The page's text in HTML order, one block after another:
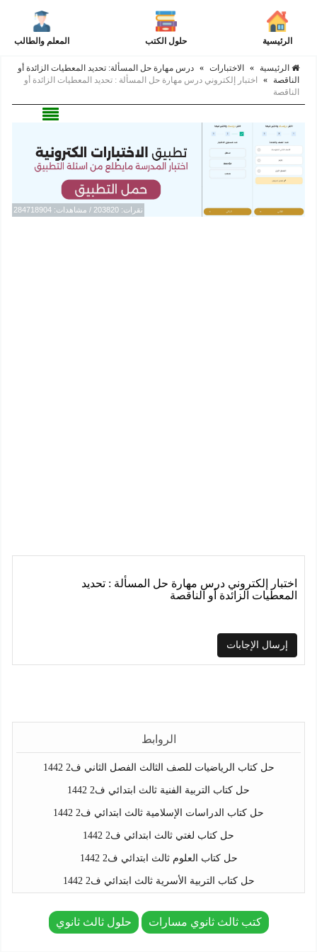
الرئيسية حلول الكتب المعلم والطالب
الرئيسية » الاختبارات » درس مهارة حل المسألة: تحديد المعطيات الزائدة أو
الناقصة
»
اختبار إلكتروني درس مهارة حل المسألة : تحديد المعطيات الزائدة أو
الناقصة
نقرات: 203820 / مشاهدات: 284718904
اختبار إلكتروني درس مهارة حل المسألة : تحديد
المعطيات الزائدة أو الناقصة
الروابط
حل كتاب الرياضيات للصف الثالث الفصل الثاني ف2 1442
حل كتاب التربية الفنية ثالث ابتدائي ف2 1442
حل كتاب الدراسات الإسلامية ثالث ابتدائي ف2 1442
حل كتاب لغتي ثالث ابتدائي ف2 1442
حل كتاب العلوم ثالث ابتدائي ف2 1442
حل كتاب التربية الأسرية ثالث ابتدائي ف2 1442
كتب ثالث ثانوي مسارات حلول ثالث ثانوي